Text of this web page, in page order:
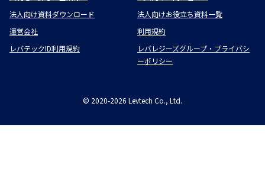
法人向け資料ダウンロード
法人向けお役立ち資料一覧
運営会社
利用規約
レバテックID利用規約
レバレジーズグループ・プライバシ
ーポリシー
© 2020-2026 Levtech Co., Ltd.